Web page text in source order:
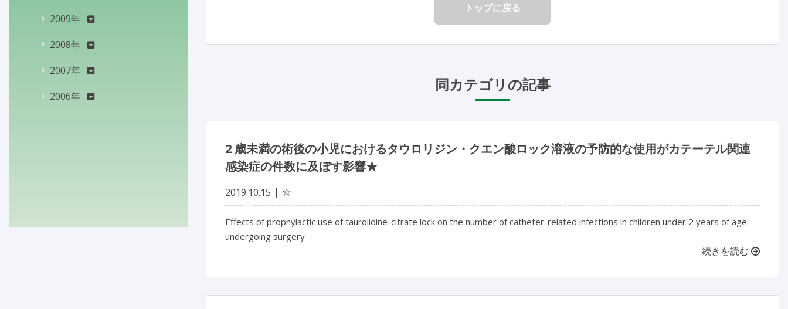
トップに戻る
同カテゴリの記事
2 歳未満の術後の小児におけるタウロリジン・クエン酸ロック溶液の予防的な使用がカテーテル関連
感染症の件数に及ぼす影響★
2019.10.15 ☆
Effects of prophylactic use of taurolidine-citrate lock on the number of catheter-related infections in children under 2 years of age
undergoing surgery
続きを読む
2009年
2008年
2007年
2006年